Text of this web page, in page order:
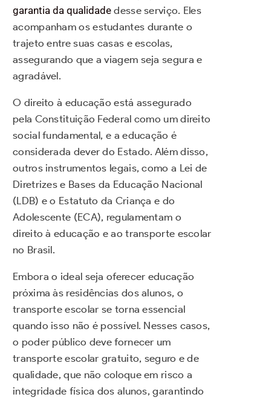
garantia da qualidade desse serviço. Eles
acompanham os estudantes durante o
trajeto entre suas casas e escolas,
assegurando que a viagem seja segura e
agradável.
O direito à educação está assegurado
pela Constituição Federal como um direito
social fundamental, e a educação é
considerada dever do Estado. Além disso,
outros instrumentos legais, como a Lei de
Diretrizes e Bases da Educação Nacional
(LDB) e o Estatuto da Criança e do
Adolescente (ECA), regulamentam o
direito à educação e ao transporte escolar
no Brasil.
Embora o ideal seja oferecer educação
próxima às residências dos alunos, o
transporte escolar se torna essencial
quando isso não é possível. Nesses casos,
o poder público deve fornecer um
transporte escolar gratuito, seguro e de
qualidade, que não coloque em risco a
integridade física dos alunos, garantindo